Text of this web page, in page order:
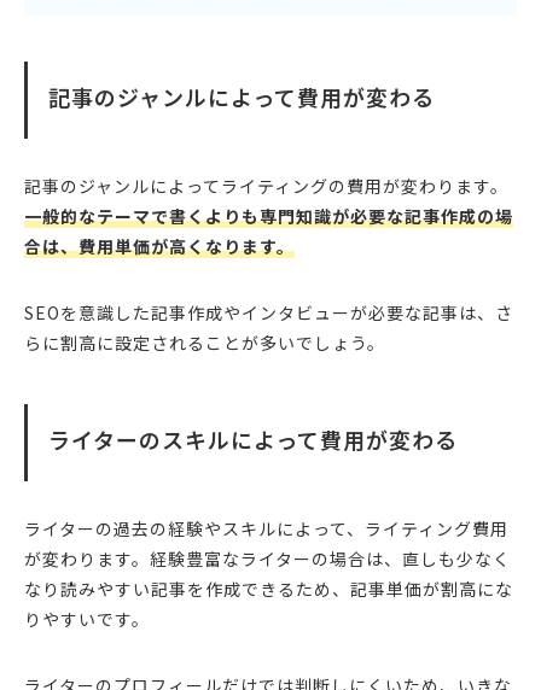
記事のジャンルによって費用が変わる
記事のジャンルによってライティングの費用が変わります。
一般的なテーマで書くよりも専門知識が必要な記事作成の場
合は、費用単価が高くなります。
SEOを意識した記事作成やインタビューが必要な記事は、さ
らに割高に設定されることが多いでしょう。
ライターのスキルによって費用が変わる
ライターの過去の経験やスキルによって、ライティング費用
が変わります。経験豊富なライターの場合は、直しも少なく
なり読みやすい記事を作成できるため、記事単価が割高にな
りやすいです。